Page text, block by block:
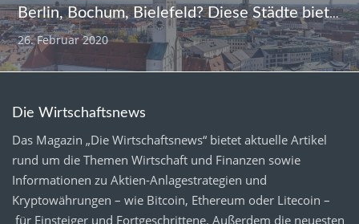
Berlin, Bochum, Bielefeld? Diese Städte bieten die besten Karrierechancen
26. Februar 2020
Die Wirtschaftsnews
Das Magazin „Die Wirtschaftsnews“ bietet aktuelle Artikel
rund um die Themen Wirtschaft und Finanzen sowie
Informationen zu Aktien-Anlagestrategien und
Kryptowährungen – wie Bitcoin, Ethereum oder Litecoin –
für Einsteiger und Fortgeschrittene. Außerdem die neuesten